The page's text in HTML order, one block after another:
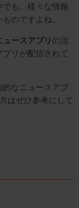
も、様々な情報
のですよね。
ースアプリ の活
リが配信されて
なニュースアプ
はぜひ参考にして